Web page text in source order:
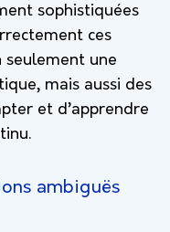
sophistiquées
ces
seulement une
mais aussi des
et d’apprendre
ambiguës